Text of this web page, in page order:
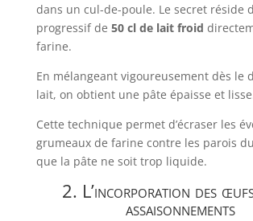
dans un cul-de-poule. Le secret réside
progressif de 50 cl de lait froid
farine.
En mélangeant vigoureusement dès le
lait, on obtient une pâte épaisse et
Cette technique permet d’écraser les
grumeaux de farine contre les parois
que la pâte ne soit trop liquide.
2. L’incorporation des
assaisonnements